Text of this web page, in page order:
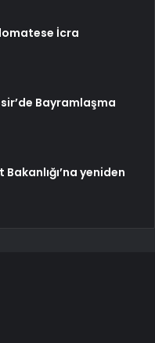
İcra
Bayramlaşma
yeniden